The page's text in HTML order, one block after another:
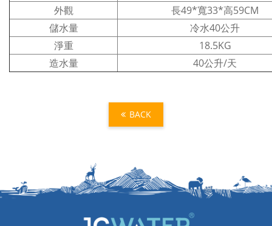
外觀
長49*寬33*高59CM
儲水量
冷水40公升
淨重
18.5KG
造水量
40公升/天
BACK